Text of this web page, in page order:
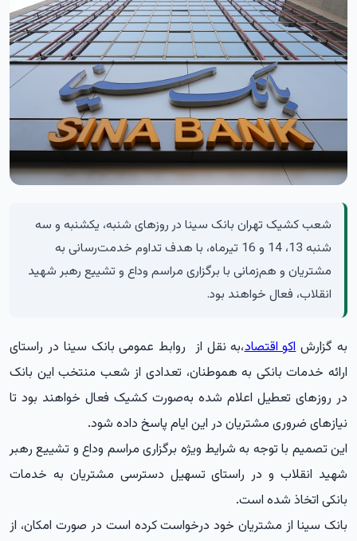
شعب کشیک تهران بانک سینا در روزهای شنبه، یکشنبه و سه
شنبه 13، 14 و 16 تیرماه، با هدف تداوم خدمت‌رسانی به
مشتریان و هم‌زمانی با برگزاری مراسم وداع و تشییع رهبر شهید
انقلاب، فعال خواهند بود.
به گزارشاکو اقتصاد،به نقل از روابط عمومی بانک سینا در راستای
ارائه خدمات بانکی به هموطنان، تعدادی از شعب منتخب این بانک
در روزهای تعطیل اعلام شده به‌صورت کشیک فعال خواهند بود تا
نیازهای ضروری مشتریان در این ایام پاسخ داده شود.
این تصمیم با توجه به شرایط ویژه برگزاری مراسم وداع و تشییع رهبر
شهید انقلاب و در راستای تسهیل دسترسی مشتریان به خدمات
بانکی اتخاذ شده است.
بانک سینا از مشتریان خود درخواست کرده است در صورت امکان، از